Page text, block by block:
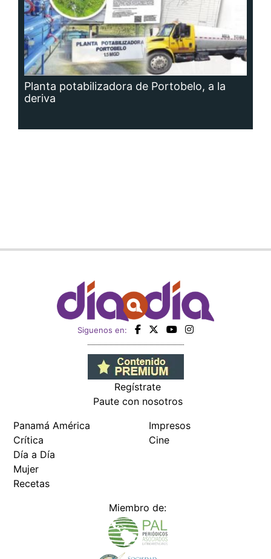
Planta potabilizadora de Portobelo, a la
deriva
Siguenos en:
Regístrate
Paute con nosotros
Panamá América
Crítica
Día a Día
Mujer
Recetas
Impresos
Cine
Miembro de: